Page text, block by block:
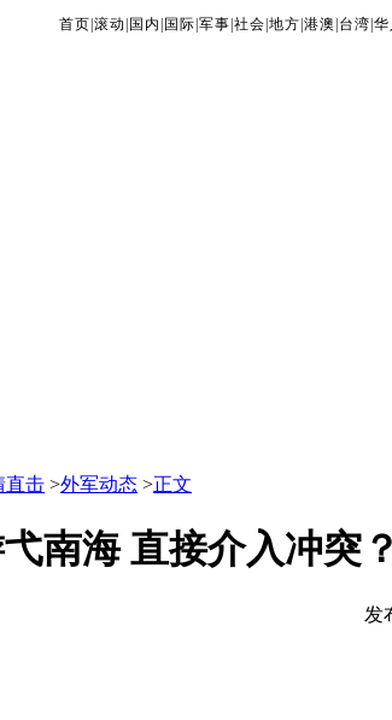
首页 滚动 国内 国际 军事 社会 地方 港澳 台湾 华
直击 >外军动态 >正文
南海 直接介入冲突？
发